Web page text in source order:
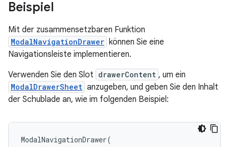
Beispiel
Mit der zusammensetzbaren Funktion
ModalNavigationDrawer können Sie eine
Navigationsleiste implementieren.
Verwenden Sie den Slot drawerContent , um ein
ModalDrawerSheet anzugeben, und geben Sie den Inhalt
der Schublade an, wie im folgenden Beispiel:
ModalNavigationDrawer(